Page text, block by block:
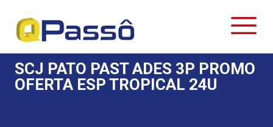
SCJ PATO PAST ADES 3P PROMO
OFERTA ESP TROPICAL 24U